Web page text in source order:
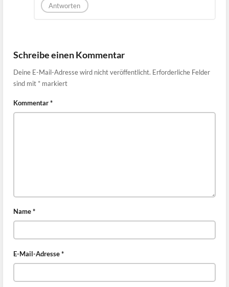
Antworten
Schreibe einen Kommentar
Deine E-Mail-Adresse wird nicht veröffentlicht. Erforderliche Felder
sind mit * markiert
Kommentar*
Name*
E-Mail-Adresse*